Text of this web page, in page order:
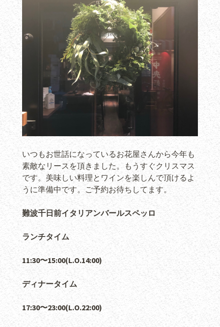
いつもお世話になっているお花屋さんから今年も
素敵なリースを頂きました。もうすぐクリスマス
です。美味しい料理とワインを楽しんで頂けるよ
うに準備中です。ご予約お待ちしてます。
難波千日前イタリアンバールスペッロ
ランチタイム
11:30〜15:00(L.O.14:00)
ディナータイム
17:30〜23:00(L.O.22:00)